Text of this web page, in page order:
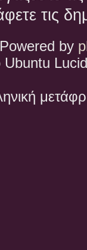
τις
Powered by
Ubuntu